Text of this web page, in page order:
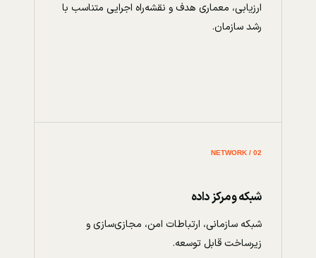
ارزیابی، معماری هدف و نقشه‌راه اجرایی متناسب با
رشد سازمان.
02 / NETWORK
شبکه و مرکز داده
شبکه سازمانی، ارتباطات امن، مجازی‌سازی و
زیرساخت قابل توسعه.